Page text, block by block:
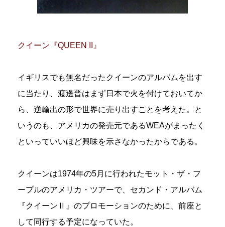
クイーン『QUEEN II』
イギリスでも無名だったクイーンのアルバムを出す
に当たり、渡邊晋はまず日本で火を付けておいてか
ら、逆輸出の形で世界に売り出すことを考えた。と
いうのも、アメリカの発売元であるWEAがまったく
といっていいほど興味を示さなかったからである。
クイーンは1974年の5月に行われたモット・ザ・フ
ープルのアメリカ・ツアーで、セカンド・アルバム
『クイーンⅡ』のプロモーションのために、前座と
して同行する予定になっていた。